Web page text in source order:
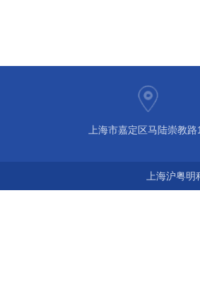
上海市嘉定区马陆崇教路
上海沪粤